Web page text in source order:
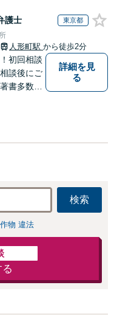
負担を軽減「弁護
士の交渉で慰謝料
交渉も対応可」
【完全個室対応】
お店の風評被害対
防止のために尽
力」加害者側の対
応可：開示請求の
意見照会が来たと
きの対処法、被害
護士 東京都
人形町駅 から徒歩2分
初回相談
談後にご
書多数】
詳細を見
る
検索
物 違法